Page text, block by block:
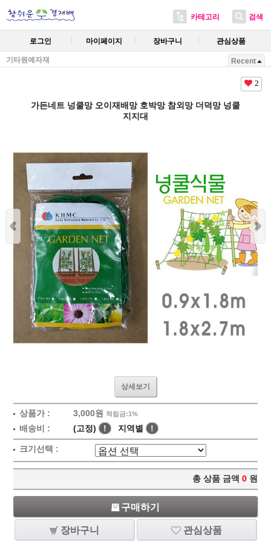
카테고리 검색
로그인 마이페이지 장바구니 관심상품
기타원예자재 Recent
2
가든네트 넝쿨망 오이재배망 호박망 참외망 더덕망 넝쿨
지지대
상세보기
상품가 : 3,000원 적립금:1%
배송비 : (고정) ! 지역별 !
크기선택 :
총 상품 금액 0 원
구매하기
장바구니 관심상품